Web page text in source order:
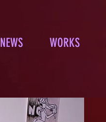
NEWS WORKS